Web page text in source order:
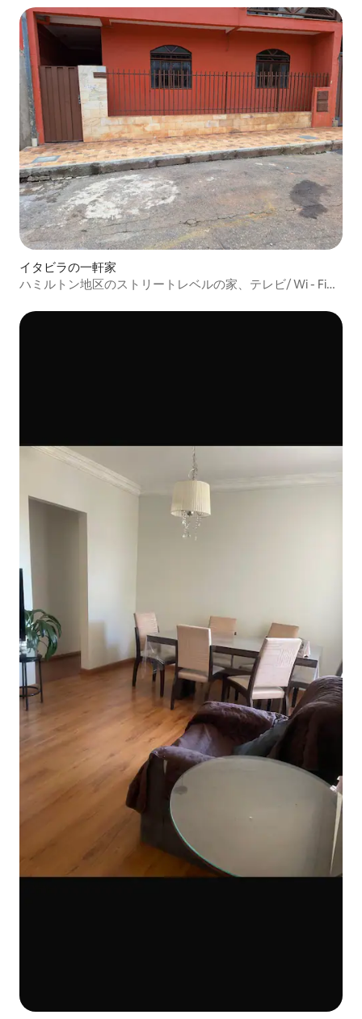
イタビラの一軒家
ハミルトン地区のストリートレベルの家、テレビ/ Wi - Fi完